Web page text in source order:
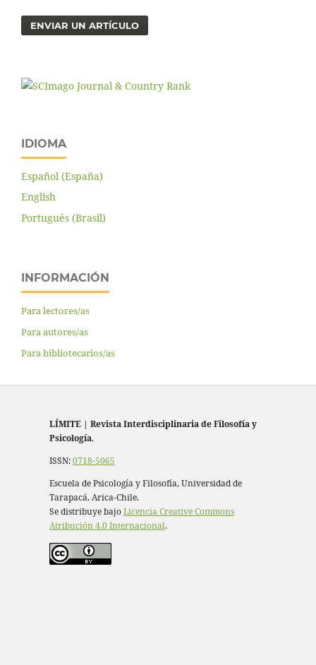
ENVIAR UN ARTÍCULO
IDIOMA
Español (España)
English
Português (Brasil)
INFORMACIÓN
Para lectores/as
Para autores/as
Para bibliotecarios/as
LÍMITE | Revista Interdisciplinaria de Filosofía y
Psicología.
ISSN:0718-5065
Escuela de Psicología y Filosofía, Universidad de
Tarapacá, Arica-Chile.
Se distribuye bajoLicencia Creative Commons
Atribución 4.0 Internacional.